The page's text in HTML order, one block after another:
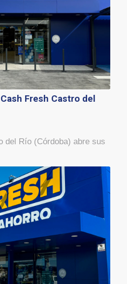
Fresh Castro del
del Río (Córdoba) abre sus